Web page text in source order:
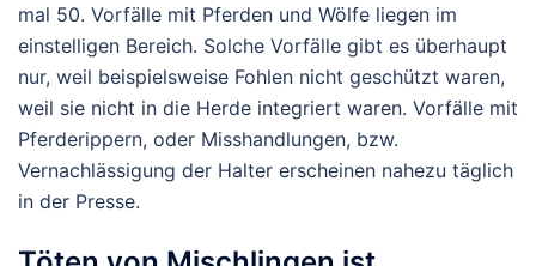
mal 50. Vorfälle mit Pferden und Wölfe liegen im
einstelligen Bereich. Solche Vorfälle gibt es überhaupt
nur, weil beispielsweise Fohlen nicht geschützt waren,
weil sie nicht in die Herde integriert waren. Vorfälle mit
Pferderippern, oder Misshandlungen, bzw.
Vernachlässigung der Halter erscheinen nahezu täglich
in der Presse.